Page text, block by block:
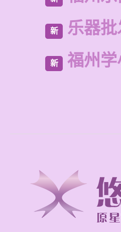
新 乐器
新 福州